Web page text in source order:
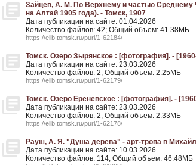
Зайцев, А. М. По Верхнему и частью Среднему
на Алтай 1905 года). - Томск, 1907
Дата публикации на сайте: 01.04.2026
Количество файлов: 42; Общий объем: 41.38МБ
https://elib.tomsk.ru/purl/1-62184/
Томск. Озеро Зырянское : [фотография]. -
Дата публикации на сайте: 23.03.2026
Количество файлов: 2; Общий объем: 2.25МБ
https://elib.tomsk.ru/purl/1-62179/
Томск. Озеро Ереневское : [фотография]. -
Дата публикации на сайте: 23.03.2026
Количество файлов: 2; Общий объем: 2.33МБ
https://elib.tomsk.ru/purl/1-62178/
Рауш, А. Я. "Душа дерева" - арт-тропа в
Дата публикации на сайте: 10.03.2026
Количество файлов: 114; Общий объем: 46.48МБ